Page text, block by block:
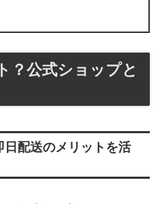
？公式ショップと
配送のメリットを活